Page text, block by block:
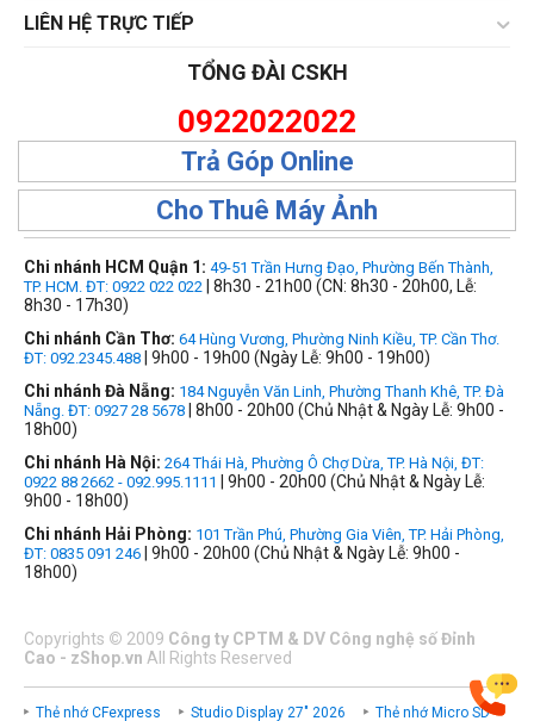
LIÊN HỆ TRỰC TIẾP
TỔNG ĐÀI CSKH
0922022022
Trả Góp Online
Cho Thuê Máy Ảnh
Chi nhánh HCM Quận 1: 49-51 Trần Hưng Đạo, Phường Bến Thành,
TP. HCM. ĐT: 0922 022 022 | 8h30 - 21h00 (CN: 8h30 - 20h00, Lễ:
8h30 - 17h30)
Chi nhánh Cần Thơ: 64 Hùng Vương, Phường Ninh Kiều, TP. Cần Thơ.
ĐT: 092.2345.488 | 9h00 - 19h00 (Ngày Lễ: 9h00 - 19h00)
Chi nhánh Đà Nẵng: 184 Nguyễn Văn Linh, Phường Thanh Khê, TP. Đà
Nẵng. ĐT: 0927 28 5678 | 8h00 - 20h00 (Chủ Nhật & Ngày Lễ: 9h00 -
18h00)
Chi nhánh Hà Nội: 264 Thái Hà, Phường Ô Chợ Dừa, TP. Hà Nội, ĐT:
0922 88 2662 - 092.995.1111
| 9h00 - 20h00 (Chủ Nhật & Ngày Lễ:
9h00 - 18h00)
Chi nhánh Hải Phòng: 101 Trần Phú, Phường Gia Viên, TP. Hải Phòng,
ĐT: 0835 091 246 | 9h00 - 20h00 (Chủ Nhật & Ngày Lễ: 9h00 -
18h00)
Copyrights © 2009 Công ty CPTM & DV Công nghệ số Đỉnh
Cao - zShop.vn All Rights Reserved
Thẻ nhớ CFexpress Studio Display 27" 2026 Thẻ nhớ Micro SD